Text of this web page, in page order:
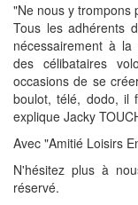
"Ne nous y trompons
Tous les adhérents
nécessairement à
des célibataires
occasions de se
boulot, télé, dodo, il
explique Jacky
Avec "Amitié Loisirs
N'hésitez plus à
réservé.